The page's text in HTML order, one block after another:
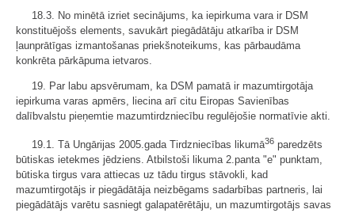
18.3. No minētā izriet secinājums, ka iepirkuma vara ir DSM
konstituējošs elements, savukārt piegādātāju atkarība ir DSM
ļaunprātīgas izmantošanas priekšnoteikums, kas pārbaudāma
konkrēta pārkāpuma ietvaros.
19. Par labu apsvērumam, ka DSM pamatā ir mazumtirgotāja
iepirkuma varas apmērs, liecina arī citu Eiropas Savienības
dalībvalstu pieņemtie mazumtirdzniecību regulējošie normatīvie akti.
19.1. Tā Ungārijas 2005.gada Tirdzniecības likumā36 paredzēts
būtiskas ietekmes jēdziens. Atbilstoši likuma 2.panta "e" punktam,
būtiska tirgus vara attiecas uz tādu tirgus stāvokli, kad
mazumtirgotājs ir piegādātāja neizbēgams sadarbības partneris, lai
piegādātājs varētu sasniegt galapatērētāju, un mazumtirgotājs savas